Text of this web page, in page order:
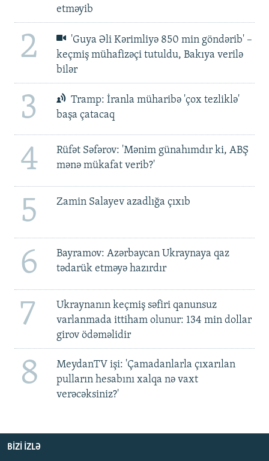
etməyib
2
'Guya Əli Kərimliyə 850 min göndərib' –
keçmiş mühafizəçi tutuldu, Bakıya verilə
bilər
3
Tramp: İranla müharibə 'çox tezliklə'
başa çatacaq
4
Rüfət Səfərov: 'Mənim günahımdır ki, ABŞ
mənə mükafat verib?'
5 Zamin Salayev azadlığa çıxıb
6
Bayramov: Azərbaycan Ukraynaya qaz
tədarük etməyə hazırdır
7
Ukraynanın keçmiş səfiri qanunsuz
varlanmada ittiham olunur: 134 min dollar
girov ödəməlidir
8
MeydanTV işi: 'Çamadanlarla çıxarılan
pulların hesabını xalqa nə vaxt
verəcəksiniz?'
BIZI IZLƏ